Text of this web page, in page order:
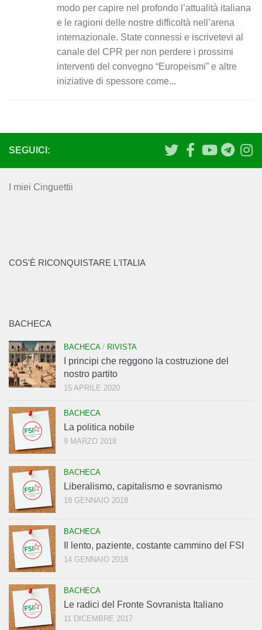
modo per capire nel profondo l’attualità italiana
e le ragioni delle nostre difficoltà nell’arena
internazionale. State connessi e iscrivetevi al
canale del CPR per non perdere i prossimi
interventi del convegno “Europeismi” e altre
iniziative di spessore come...
SEGUICI:
I miei Cinguettii
COS'È RICONQUISTARE L'ITALIA
BACHECA
BACHECA/ RIVISTA
I principi che reggono la costruzione del
nostro partito
15 APRILE 2020
BACHECA
La politica nobile
9 MARZO 2018
BACHECA
Liberalismo, capitalismo e sovranismo
18 GENNAIO 2018
BACHECA
Il lento, paziente, costante cammino del FSI
14 GENNAIO 2018
BACHECA
Le radici del Fronte Sovranista Italiano
11 DICEMBRE 2017